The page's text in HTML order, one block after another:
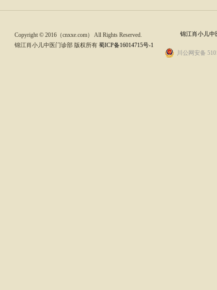
Copyright © 2016（cnxxe.com） All Rights Reserved.
锦江肖小儿中医门诊部 版权所有 蜀ICP备16014715号-1
锦江肖小儿
川公网安备